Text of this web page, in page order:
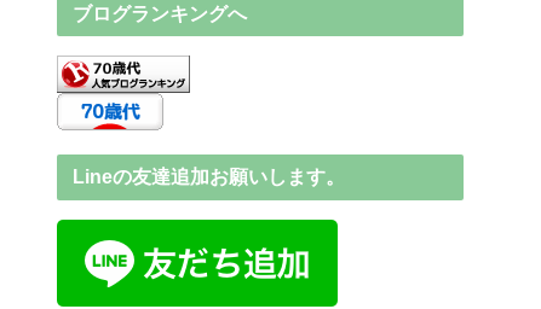
ブログランキングへ
Lineの友達追加お願いします。